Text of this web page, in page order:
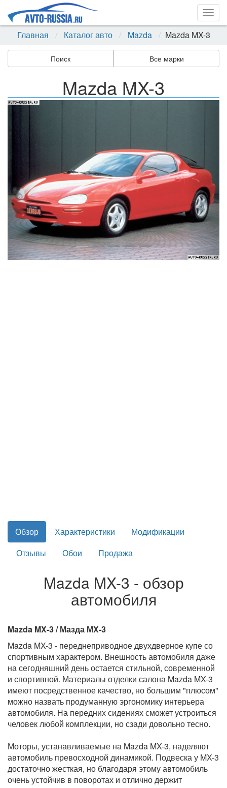
Главная
Каталог авто Mazda Mazda MX-3
Поиск Все марки
Mazda MX-3
Назад
Обзор Характеристики
Модификации
Отзывы
Обои Продажа
Mazda MX-3 - обзор
автомобиля
Mazda MX-3 / Мазда МX-3
Mazda MX-3 - переднеприводное двухдверное купе со
спортивным характером. Внешность автомобиля даже
на сегодняшний день остается стильной, современной
и спортивной. Материалы отделки салона Mazda MX-3
имеют посредственное качество, но большим "плюсом"
можно назвать продуманную эргономику интерьера
автомобиля. На передних сидениях сможет устроиться
человек любой комплекции, но сзади довольно тесно.
Моторы, устанавливаемые на Mazda MX-3, наделяют
автомобиль превосходной динамикой. Подвеска у MX-3
достаточно жесткая, но благодаря этому автомобиль
очень устойчив в поворотах и отлично держит